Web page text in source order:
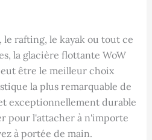
le rafting, le kayak ou tout ce
la glacière flottante WoW
être le meilleur choix
la plus remarquable de
exceptionnellement durable
pour l'attacher à n'importe
à portée de main.